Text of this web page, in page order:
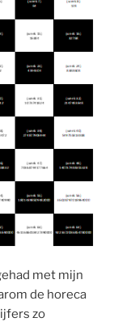
met mijn
de horeca
zo